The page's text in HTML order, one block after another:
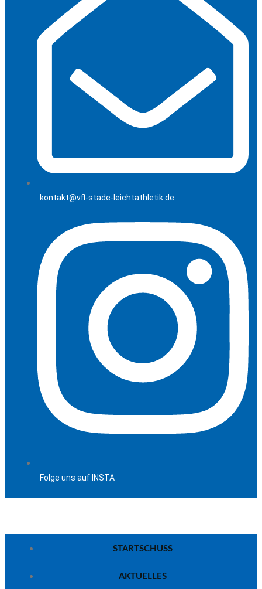
kontakt@vfl-stade-leichtathletik.de
Folge uns auf INSTA
STARTSCHUSS
AKTUELLES